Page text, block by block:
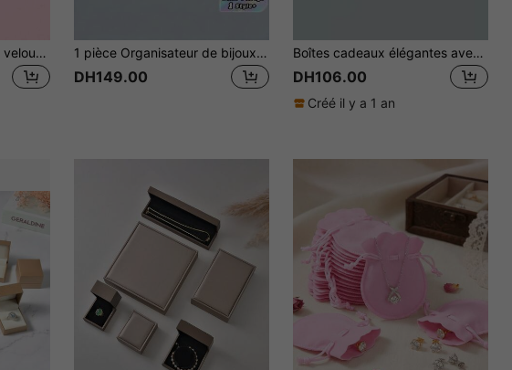
1 pièce Boîte à bijoux en velours de haute qualité à la mode pour boucles d'oreilles et colliers, boîte de cadeau pour mariage et festival, 7 * 10cm 1 pièce Organisateur de bijoux en velours avec plusieurs compartiments, doublure en peluche douce, boîte de rangement de bijoux rose pour la Saint-Valentin, la Fête des Mères, la Fête des Pères, Noël, l'anniversaire, Thanksgiving, le rangement à la maison, l'exposition de bijoux, l'étui de voyage
DH149.00
Boîtes cadeaux élégantes avec nœuds pour le rangement et la présentation de bijoux, boucles d'oreilles, colliers et bagues (certaines pièces sont envoyées au hasard) Cadeaux de la Saint-Valentin
DH106.00
Créé il y a 1 an